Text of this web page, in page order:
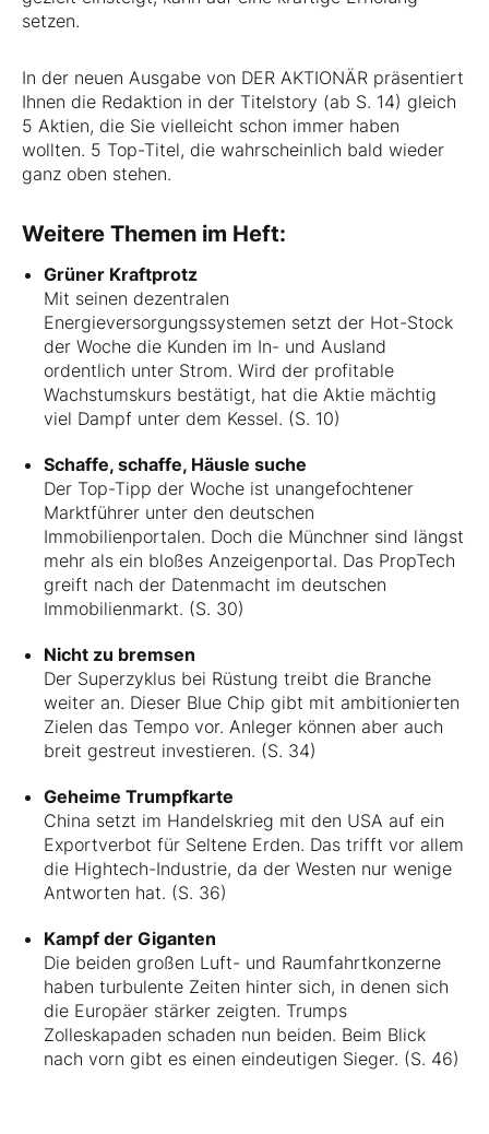
setzen.
In der neuen Ausgabe von DER AKTIONÄR präsentiert
Ihnen die Redaktion in der Titelstory (ab S. 14) gleich
5 Aktien, die Sie vielleicht schon immer haben
wollten. 5 Top-Titel, die wahrscheinlich bald wieder
ganz oben stehen.
Weitere Themen im Heft:
Grüner Kraftprotz
Mit seinen dezentralen
Energieversorgungssystemen setzt der Hot-Stock
der Woche die Kunden im In- und Ausland
ordentlich unter Strom. Wird der profitable
Wachstumskurs bestätigt, hat die Aktie mächtig
viel Dampf unter dem Kessel. (S. 10)
Schaffe, schaffe, Häusle suche
Der Top-Tipp der Woche ist unangefochtener
Marktführer unter den deutschen
Immobilienportalen. Doch die Münchner sind längst
mehr als ein bloßes Anzeigenportal. Das PropTech
greift nach der Datenmacht im deutschen
Immobilienmarkt. (S. 30)
Nicht zu bremsen
Der Superzyklus bei Rüstung treibt die Branche
weiter an. Dieser Blue Chip gibt mit ambitionierten
Zielen das Tempo vor. Anleger können aber auch
breit gestreut investieren. (S. 34)
Geheime Trumpfkarte
China setzt im Handelskrieg mit den USA auf ein
Exportverbot für Seltene Erden. Das trifft vor allem
die Hightech-Industrie, da der Westen nur wenige
Antworten hat. (S. 36)
Kampf der Giganten
Die beiden großen Luft- und Raumfahrtkonzerne
haben turbulente Zeiten hinter sich, in denen sich
die Europäer stärker zeigten. Trumps
Zolleskapaden schaden nun beiden. Beim Blick
nach vorn gibt es einen eindeutigen Sieger. (S. 46)